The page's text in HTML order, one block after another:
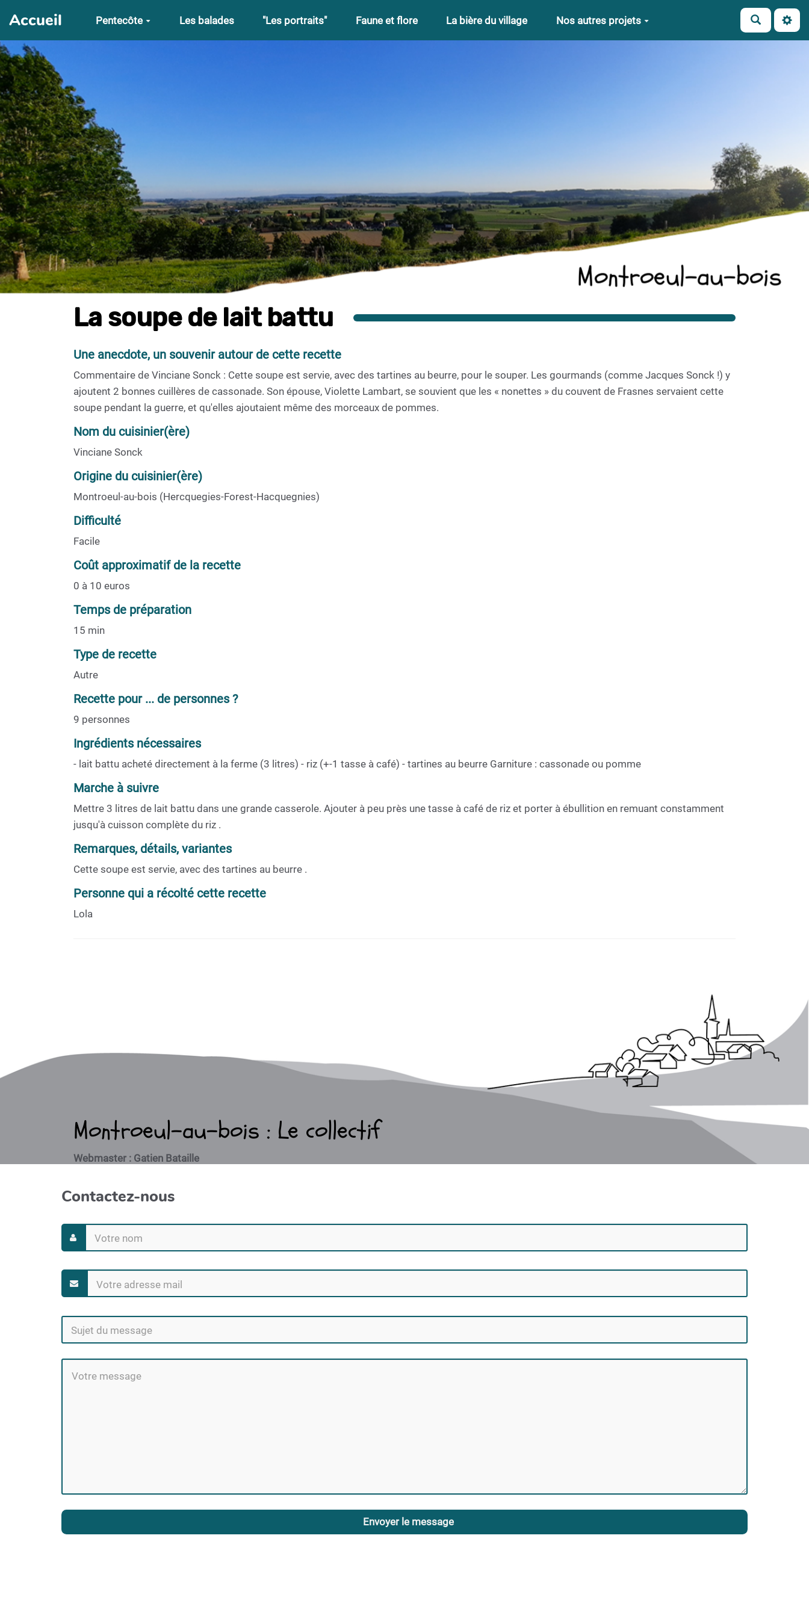
Aller au contenu principal
Accueil Pentecôte Les balades "Les portraits" Faune et flore La bière du village Nos autres projets
Montroeul-au-bois
La soupe de lait battu
Une anecdote, un souvenir autour de cette recette
Commentaire de Vinciane Sonck : Cette soupe est servie, avec des tartines au beurre, pour le souper. Les gourmands (comme Jacques Sonck !) y
ajoutent 2 bonnes cuillères de cassonade. Son épouse, Violette Lambart, se souvient que les « nonettes » du couvent de Frasnes servaient cette
soupe pendant la guerre, et qu'elles ajoutaient même des morceaux de pommes.
Nom du cuisinier(ère)
Vinciane Sonck
Origine du cuisinier(ère)
Montroeul-au-bois (Hercquegies-Forest-Hacquegnies)
Difficulté
Facile
Coût approximatif de la recette
0 à 10 euros
Temps de préparation
15 min
Type de recette
Autre
Recette pour ... de personnes ?
9 personnes
Ingrédients nécessaires
- lait battu acheté directement à la ferme (3 litres) - riz (+-1 tasse à café) - tartines au beurre Garniture : cassonade ou pomme
Marche à suivre
Mettre 3 litres de lait battu dans une grande casserole. Ajouter à peu près une tasse à café de riz et porter à ébullition en remuant constamment
jusqu'à cuisson complète du riz .
Remarques, détails, variantes
Cette soupe est servie, avec des tartines au beurre .
Personne qui a récolté cette recette
Lola
Montroeul-au-bois : Le collectif
Webmaster : Gatien Bataille
Contactez-nous
Envoyer le message